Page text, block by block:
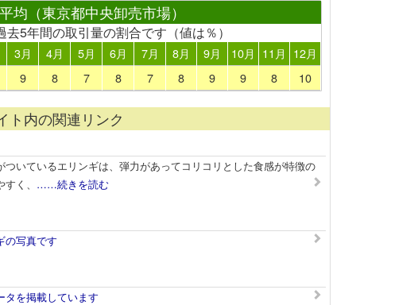
均（東京都中央卸売市場）
5年間の取引量の割合です（値は％）
3月 4月 5月 6月 7月 8月 9月 10月 11月
12月
9 8 7 8 7 8 9 9 8 10
ト内の関連リンク
いているエリンギは、弾力があってコリコリとした食感が特徴の
く、 ……続きを読む
の写真です
タを掲載しています